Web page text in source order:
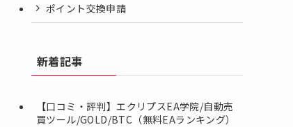
ポイント交換申請
新着記事
【口コミ・評判】エクリプスEA学院/自動売
買ツール/GOLD/BTC（無料EAランキング）